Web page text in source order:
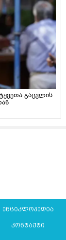
გაცვლის
ენციკლოპედია
კონტაქტი